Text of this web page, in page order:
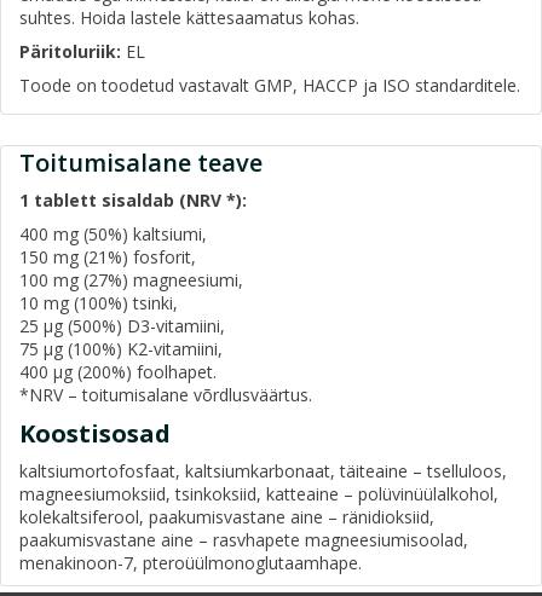
suhtes. Hoida lastele kättesaamatus kohas.
Päritoluriik: EL
Toode on toodetud vastavalt GMP, HACCP ja ISO standarditele.
Toitumisalane teave
1 tablett sisaldab (NRV *):
400 mg (50%) kaltsiumi,
150 mg (21%) fosforit,
100 mg (27%) magneesiumi,
10 mg (100%) tsinki,
25 µg (500%) D3-vitamiini,
75 µg (100%) K2-vitamiini,
400 µg (200%) foolhapet.
*NRV – toitumisalane võrdlusväärtus.
Koostisosad
kaltsiumortofosfaat, kaltsiumkarbonaat, täiteaine – tselluloos,
magneesiumoksiid, tsinkoksiid, katteaine – polüvinüülalkohol,
kolekaltsiferool, paakumisvastane aine – ränidioksiid,
paakumisvastane aine – rasvhapete magneesiumisoolad,
menakinoon-7, pteroüülmonoglutaamhape.